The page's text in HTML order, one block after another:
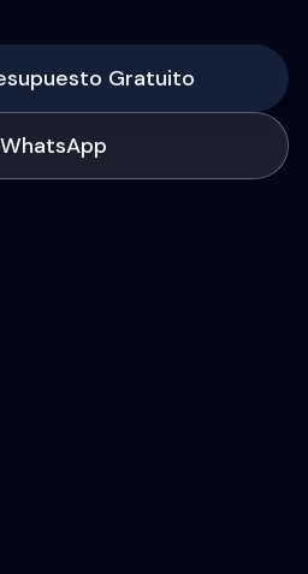
Gratuito
WhatsApp